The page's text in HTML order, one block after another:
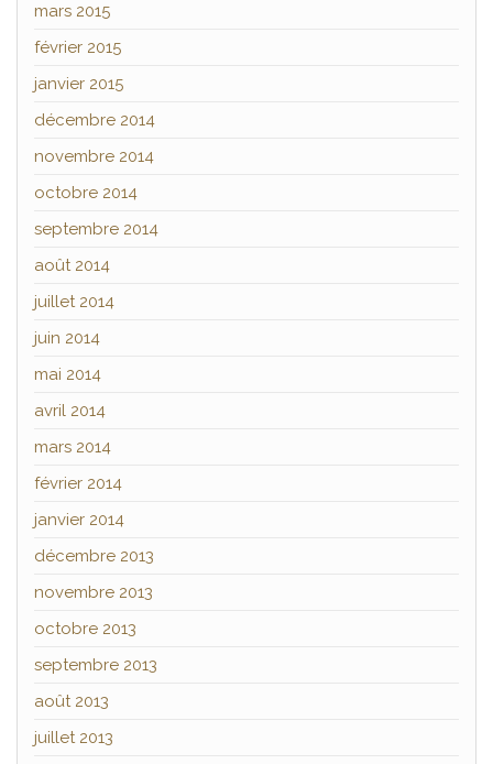
mars 2015
février 2015
janvier 2015
décembre 2014
novembre 2014
octobre 2014
septembre 2014
août 2014
juillet 2014
juin 2014
mai 2014
avril 2014
mars 2014
février 2014
janvier 2014
décembre 2013
novembre 2013
octobre 2013
septembre 2013
août 2013
juillet 2013